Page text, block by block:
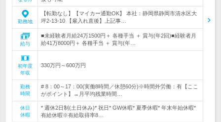
勤務地
【転勤なし】【マイカー通勤OK】 本社：静岡県静岡市清水区大
坪2-13-10 【雇入れ直後】上記事…
給与
■未経験者月給24万1500円＋ 各種手当 ＋ 賞与(年2回)■経験者月
給41万8000円＋ 各種手当 ＋ 賞与(年…
初年度
年収
330万円～600万円
勤務
時間
# 8：00～17：00(実働8時間／休憩60分)※時間外労働：有【ここ
がポイント】→月平均残業時間…
休日
休暇
* 週休2日制(土日休み)* 祝日* GW休暇* 夏季休暇* 年末年始休暇*
有給休暇※有給取得率8…